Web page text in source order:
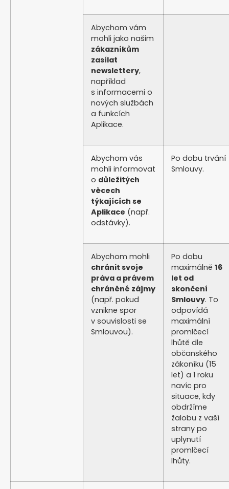
Abychom vám
mohli jako našim
zákazníkům
zasílat
newslettery,
například
s informacemi o
nových službách
a funkcích
Aplikace.
Abychom vás
mohli informovat
o důležitých
věcech
týkajících se
Aplikace (např.
odstávky).
Po dobu trvání
Smlouvy.
Abychom mohli
chránit svoje
práva a právem
chráněné zájmy
(např. pokud
vznikne spor
v souvislosti se
Smlouvou).
Po dobu
maximálně 16
let od
skončení
Smlouvy. To
odpovídá
maximální
promlčecí
lhůtě dle
občanského
zákoníku (15
let) a 1 roku
navíc pro
situace, kdy
obdržíme
žalobu z vaší
strany po
uplynutí
promlčecí
lhůty.